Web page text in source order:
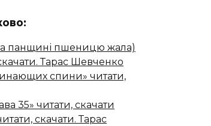
панщині пшеницю жала)
Тарас Шевченко
спини» читати,
35» читати, скачати
скачати. Тарас